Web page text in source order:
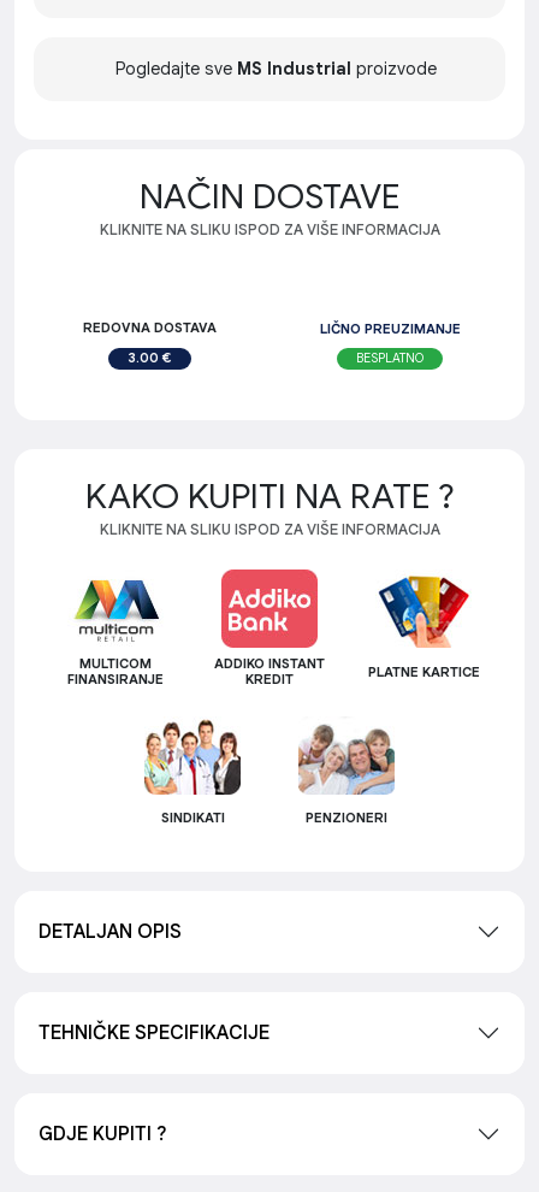
Pogledajte sve MS Industrial proizvode
NAČIN DOSTAVE
KLIKNITE NA SLIKU ISPOD ZA VIŠE INFORMACIJA
REDOVNA DOSTAVA
3.00 €
LIČNO PREUZIMANJE
BESPLATNO
KAKO KUPITI NA RATE ?
KLIKNITE NA SLIKU ISPOD ZA VIŠE INFORMACIJA
MULTICOM
FINANSIRANJE
ADDIKO INSTANT
KREDIT
PLATNE KARTICE
SINDIKATI PENZIONERI
DETALJAN OPIS
TEHNIČKE SPECIFIKACIJE
GDJE KUPITI ?